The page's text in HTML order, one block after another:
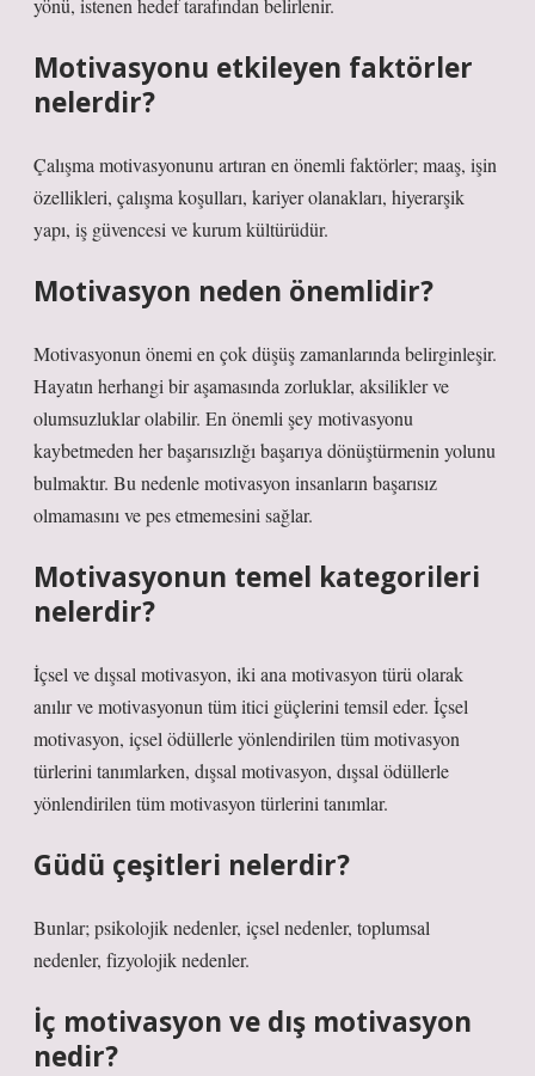
yönü, istenen hedef tarafından belirlenir.
Motivasyonu etkileyen faktörler
nelerdir?
Çalışma motivasyonunu artıran en önemli faktörler; maaş, işin
özellikleri, çalışma koşulları, kariyer olanakları, hiyerarşik
yapı, iş güvencesi ve kurum kültürüdür.
Motivasyon neden önemlidir?
Motivasyonun önemi en çok düşüş zamanlarında belirginleşir.
Hayatın herhangi bir aşamasında zorluklar, aksilikler ve
olumsuzluklar olabilir. En önemli şey motivasyonu
kaybetmeden her başarısızlığı başarıya dönüştürmenin yolunu
bulmaktır. Bu nedenle motivasyon insanların başarısız
olmamasını ve pes etmemesini sağlar.
Motivasyonun temel kategorileri
nelerdir?
İçsel ve dışsal motivasyon, iki ana motivasyon türü olarak
anılır ve motivasyonun tüm itici güçlerini temsil eder. İçsel
motivasyon, içsel ödüllerle yönlendirilen tüm motivasyon
türlerini tanımlarken, dışsal motivasyon, dışsal ödüllerle
yönlendirilen tüm motivasyon türlerini tanımlar.
Güdü çeşitleri nelerdir?
Bunlar; psikolojik nedenler, içsel nedenler, toplumsal
nedenler, fizyolojik nedenler.
İç motivasyon ve dış motivasyon
nedir?